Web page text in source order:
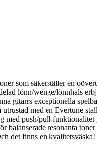
som säkerställer en
lönn/wenge/lönnhals
gitarrs exceptionella
med en Evertune
med push/pull-funktionalitet
balanserade resonanta toner
det finns en kvalitetsväska!